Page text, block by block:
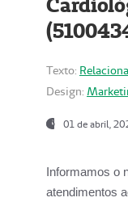
Texto:
Design:
01 de abril,
Informamos o
atendimentos